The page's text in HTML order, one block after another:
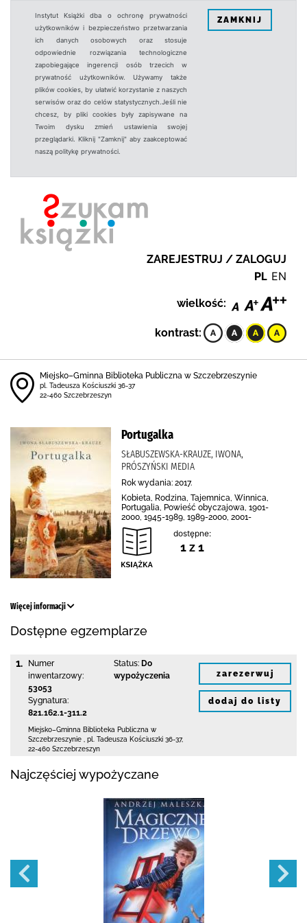
Instytut Książki dba o ochronę prywatności
użytkowników i bezpieczeństwo przetwarzania
ich danych osobowych oraz stosuje
odpowiednie rozwiązania technologiczne
zapobiegające ingerencji osób trzecich w
prywatność użytkowników. Używamy także
plików cookies, by ułatwić korzystanie z naszych
serwisów oraz do celów statystycznych.Jeśli nie
chcesz, by pliki cookies były zapisywane na
Twoim dysku zmień ustawienia swojej
przeglądarki. Kliknij "Zamknij" aby zaakceptować
naszą politykę prywatności.
ZAMKNIJ
ZAREJESTRUJ / ZALOGUJ
PL EN
wielkość:
kontrast:
Miejsko–Gminna Biblioteka Publiczna w Szczebrzeszynie
pl. Tadeusza Kościuszki 36-37
22-460 Szczebrzeszyn
Portugalka
SŁABUSZEWSKA-KRAUZE, IWONA,
PRÓSZYŃSKI MEDIA
Rok wydania: 2017.
Kobieta, Rodzina, Tajemnica, Winnica,
Portugalia, Powieść obyczajowa, 1901-
2000, 1945-1989, 1989-2000, 2001-
dostępne:
1 z 1
Więcej informacji
Dostępne egzemplarze
1.
Numer
inwentarzowy:
53053
Sygnatura:
821.162.1-311.2
Status: Do
wypożyczenia
Miejsko–Gminna Biblioteka Publiczna w
Szczebrzeszynie
pl. Tadeusza Kościuszki 36-37,
22-460 Szczebrzeszyn
zarezerwuj
dodaj do listy
Najczęściej wypożyczane